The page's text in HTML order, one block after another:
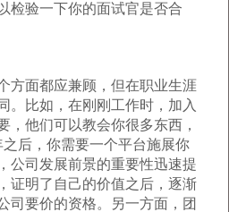
检验一下你的面试官是否合
方面都应兼顾，但在职业生涯
。比如，在刚刚工作时，加入
，他们可以教会你很多东西，
后，你需要一个平台施展你
公司发展前景的重要性迅速提
证明了自己的价值之后，逐渐
司要价的资格。另一方面，团